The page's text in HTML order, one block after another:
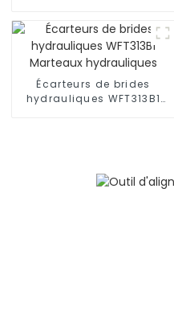
serrage
Écarteurs de brides
hydrauliques WFT313B1